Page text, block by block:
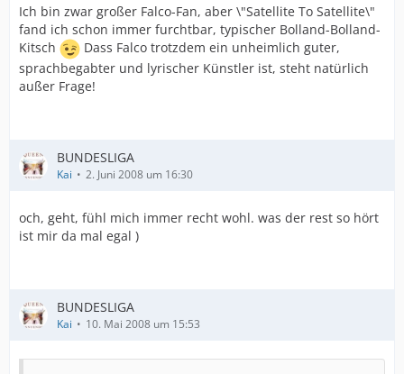
Ich bin zwar großer Falco-Fan, aber \"Satellite To Satellite\"
fand ich schon immer furchtbar, typischer Bolland-Bolland-
Kitsch
Dass Falco trotzdem ein unheimlich guter,
sprachbegabter und lyrischer Künstler ist, steht natürlich
außer Frage!
BUNDESLIGA
Kai 2. Juni 2008 um 16:30
och, geht, fühl mich immer recht wohl. was der rest so hört
ist mir da mal egal )
BUNDESLIGA
Kai 10. Mai 2008 um 15:53